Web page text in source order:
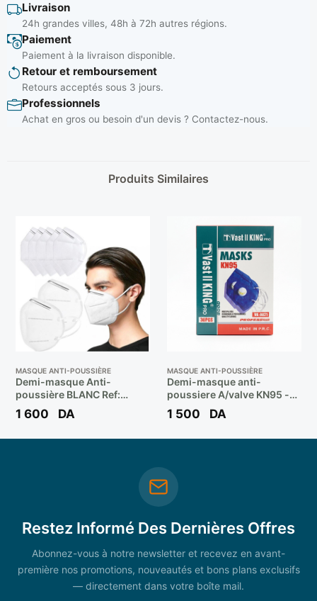
Livraison
24h grandes villes, 48h à 72h autres régions.
Paiement
Paiement à la livraison disponible.
Retour et remboursement
Retours acceptés sous 3 jours.
Professionnels
Achat en gros ou besoin d'un devis ? Contactez-nous.
Produits Similaires
MASQUE ANTI-POUSSIÈRE
Demi-masque Anti-
poussière BLANC Ref:
N95/FFP-2 LOCAL ( PRIX 5
PCS ) ** TOTAL CARE
1 600 DA
MASQUE ANTI-POUSSIÈRE
Demi-masque anti-
poussiere A/valve KN95 -
BLEU- ( B/30 PCS ) VK-8021
** VAST-KING
1 500 DA
Restez Informé Des Dernières Offres
Abonnez-vous à notre newsletter et recevez en avant-
première nos promotions, nouveautés et bons plans exclusifs
— directement dans votre boîte mail.